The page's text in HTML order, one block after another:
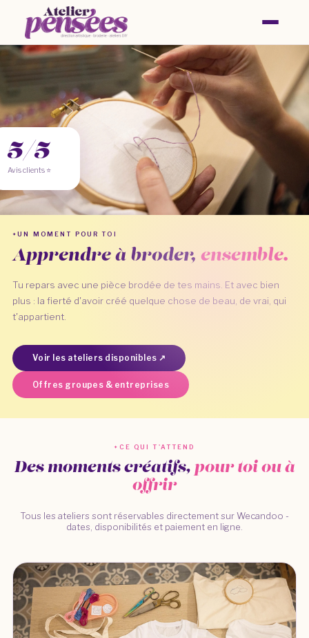
UN MOMENT POUR TOI
Apprendre à broder, ensemble.
Tu repars avec une pièce brodée de tes mains. Et avec bien
plus : la fierté d'avoir créé quelque chose de beau, de vrai, qui
t'appartient.
Voir les ateliers disponibles ↗
Offres groupes & entreprises
🧵
5/5
Avis clients ⭐
CE QUI T'ATTEND
Des moments créatifs,pour toi ou à
offrir
Tous les ateliers sont réservables directement sur Wecandoo -
dates, disponibilités et paiement en ligne.